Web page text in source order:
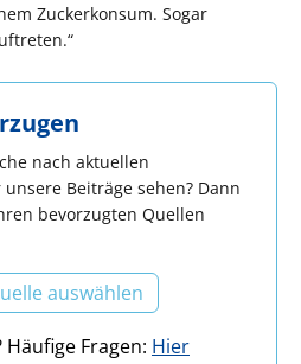
Zuckerkonsum. Sogar
nach aktuellen
Beiträge sehen? Dann
bevorzugten Quellen
auswählen
Fragen: Hier